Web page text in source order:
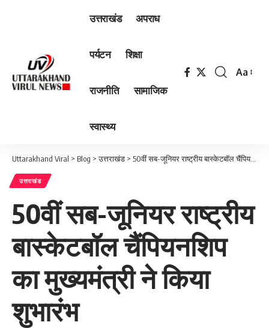
उत्तराखंड अपराध
पर्यटन शिक्षा
राजनीति सामाजिक
स्वास्थ्य
Font
Aa
Uttarakhand Viral > Blog >उत्तराखंड > 50वीं सब-जूनियर राष्ट्रीय बास्केटबॉल चैंपियनशिप का मुख्यमंत्री ने किया शुभारंभ
उत्तराखंड
50वीं सब-जूनियर राष्ट्रीय
बास्केटबॉल चैंपियनशिप
का मुख्यमंत्री ने किया
शुभारंभ